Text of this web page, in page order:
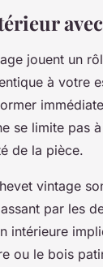
jouent un
à votre
se limite pas
de la pièce.
vintage
par les
intérieure
ou le bois